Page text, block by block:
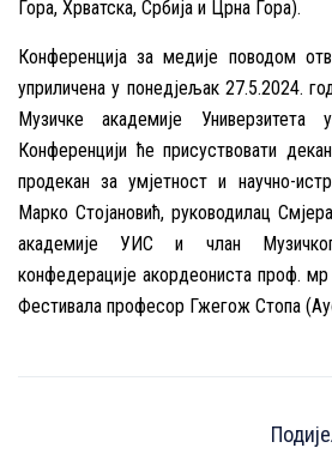
Гора, Хрватска, Србија и Црна Гора).
Конференција за медије поводом
уприличена у понедјељак 27.5.2024.
Музичке академије Универзитета
Конференцији ће присуствовати
продекан за умјетност и научно-
Марко Стојановић, руководилац
академије УИС и члан
конфедерације акордеониста проф.
Фестивала професор Гжегож Стопа